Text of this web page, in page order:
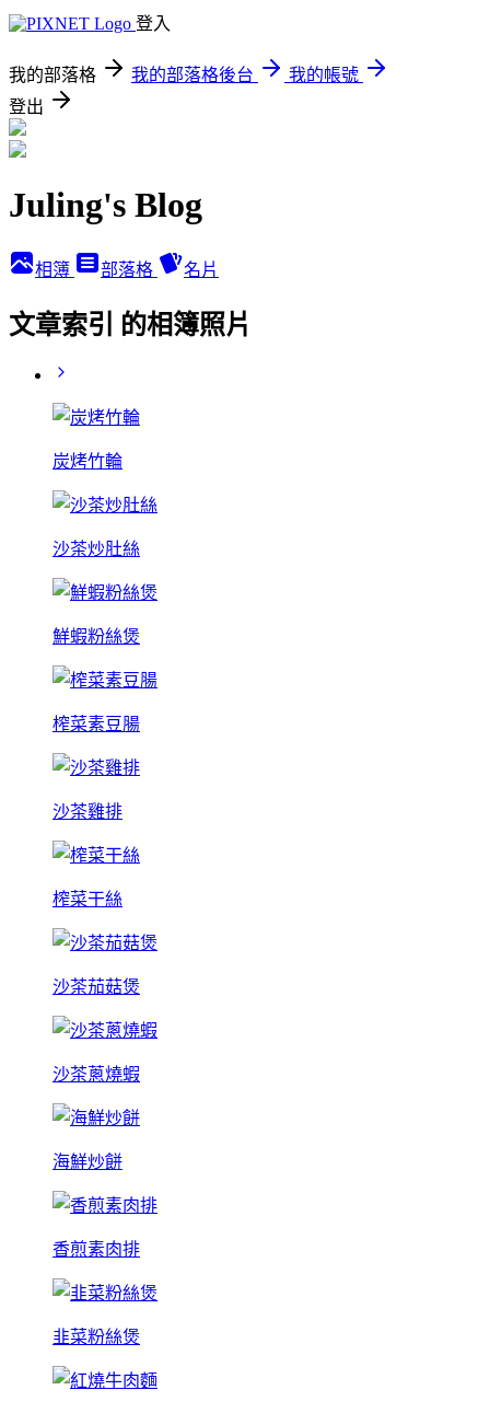
登入
我的部落格 我的部落格後台
我的帳號
登出
Juling's Blog
相簿 部落格 名片
文章索引 的相簿照片
炭烤竹輪
沙茶炒肚絲
鮮蝦粉絲煲
榨菜素豆腸
沙茶雞排
榨菜干絲
沙茶茄菇煲
沙茶蔥燒蝦
海鮮炒餅
香煎素肉排
韭菜粉絲煲